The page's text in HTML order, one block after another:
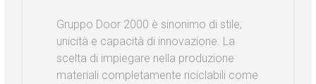
Gruppo Door 2000 è sinonimo di stile,
unicità e capacità di innovazione. La
scelta di impiegare nella produzione
materiali completamente riciclabili come